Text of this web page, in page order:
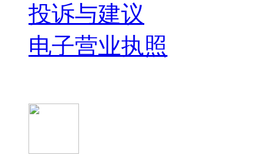
投诉与建议
电子营业执照